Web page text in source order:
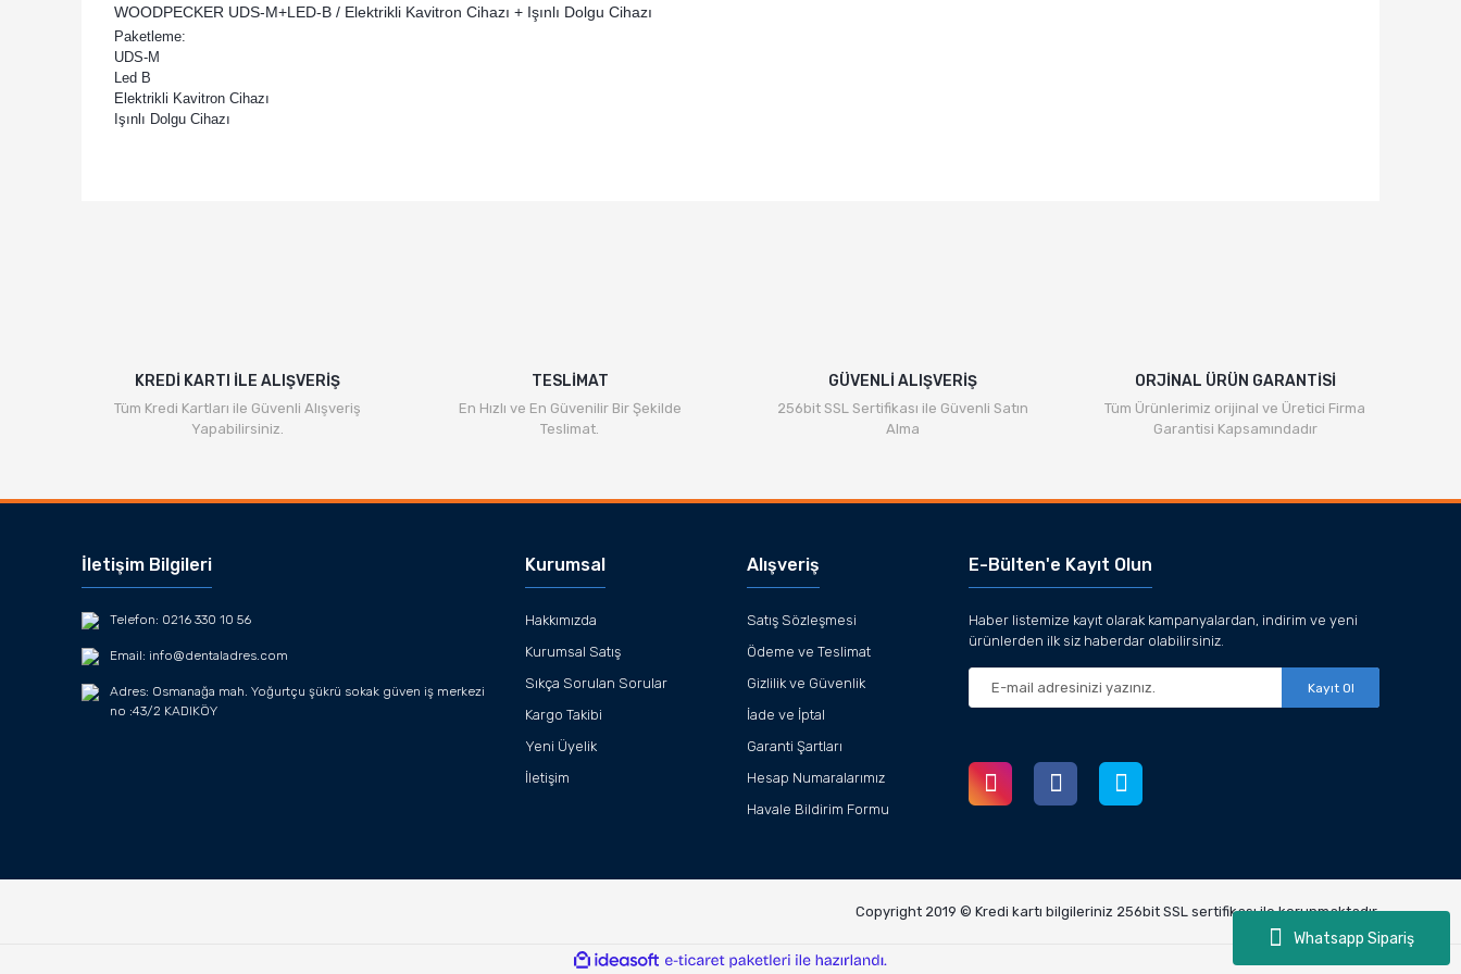
Whatsapp Sipariş
WOODPECKER UDS-M+LED-B / Elektrikli Kavitron Cihazı + Işınlı Dolgu Cihazı
Paketleme:
UDS-M
Led B
Elektrikli Kavitron Cihazı
Işınlı Dolgu Cihazı
KREDİ KARTI İLE ALIŞVERİŞ
Tüm Kredi Kartları ile Güvenli Alışveriş
Yapabilirsiniz.
TESLİMAT
En Hızlı ve En Güvenilir Bir Şekilde
Teslimat.
GÜVENLİ ALIŞVERİŞ
256bit SSL Sertifikası ile Güvenli Satın
Alma
ORJİNAL ÜRÜN GARANTİSİ
Tüm Ürünlerimiz orijinal ve Üretici Firma
Garantisi Kapsamındadır
İletişim Bilgileri
Telefon: 0216 330 10 56
Email: info@dentaladres.com
Adres: Osmanağa mah. Yoğurtçu şükrü sokak güven iş merkezi
no :43/2 KADIKÖY
Kurumsal
Hakkımızda
Kurumsal Satış
Sıkça Sorulan Sorular
Kargo Takibi
Yeni Üyelik
İletişim
Alışveriş
Satış Sözleşmesi
Ödeme ve Teslimat
Gizlilik ve Güvenlik
İade ve İptal
Garanti Şartları
Hesap Numaralarımız
Havale Bildirim Formu
E-Bülten'e Kayıt Olun
Haber listemize kayıt olarak kampanyalardan, indirim ve yeni
ürünlerden ilk siz haberdar olabilirsiniz.
Kayıt Ol
Copyright 2019 © Kredi kartı bilgileriniz 256bit SSL sertifikası ile korunmaktadır.
ideasoft
e-